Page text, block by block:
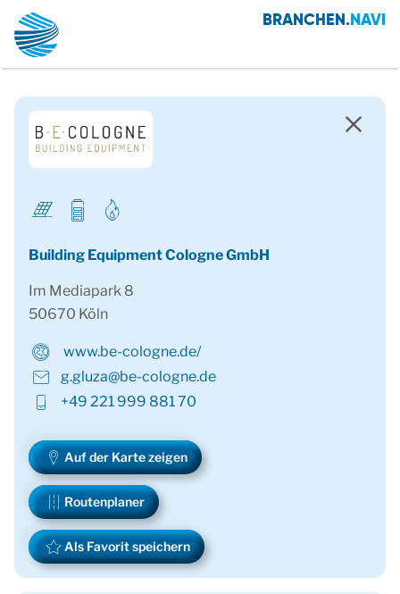
BRANCHEN.NAVI
Building Equipment Cologne GmbH
Im Mediapark 8
50670 Köln
www.be-cologne.de/
g.gluza@be-cologne.de
+49 221 999 881 70
Auf der Karte zeigen
Routenplaner
Als Favorit speichern